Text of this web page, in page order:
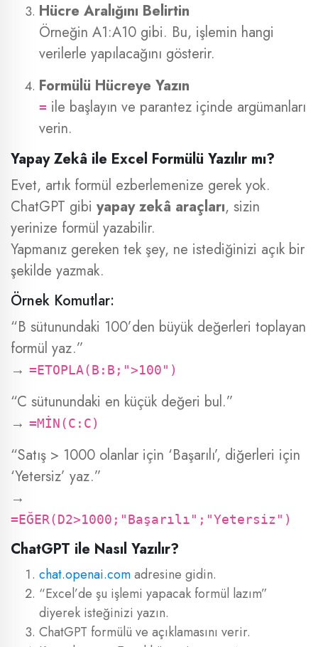
Hücre Aralığını Belirtin
Örneğin A1:A10 gibi. Bu, işlemin hangi
verilerle yapılacağını gösterir.
Formülü Hücreye Yazın
= ile başlayın ve parantez içinde argümanları
verin.
Yapay Zekâ ile Excel Formülü Yazılır mı?
Evet, artık formül ezberlemenize gerek yok.
ChatGPT gibi yapay zekâ araçları, sizin
yerinize formül yazabilir.
Yapmanız gereken tek şey, ne istediğinizi açık bir
şekilde yazmak.
Örnek Komutlar:
“B sütunundaki 100’den büyük değerleri toplayan
formül yaz.”
→ =ETOPLA(B:B;">100")
“C sütunundaki en küçük değeri bul.”
→ =MİN(C:C)
“Satış > 1000 olanlar için ‘Başarılı’, diğerleri için
‘Yetersiz’ yaz.”
→
=EĞER(D2>1000;"Başarılı";"Yetersiz")
ChatGPT ile Nasıl Yazılır?
chat.openai.comadresine gidin.
“Excel’de şu işlemi yapacak formül lazım”
diyerek isteğinizi yazın.
ChatGPT formülü ve açıklamasını verir.